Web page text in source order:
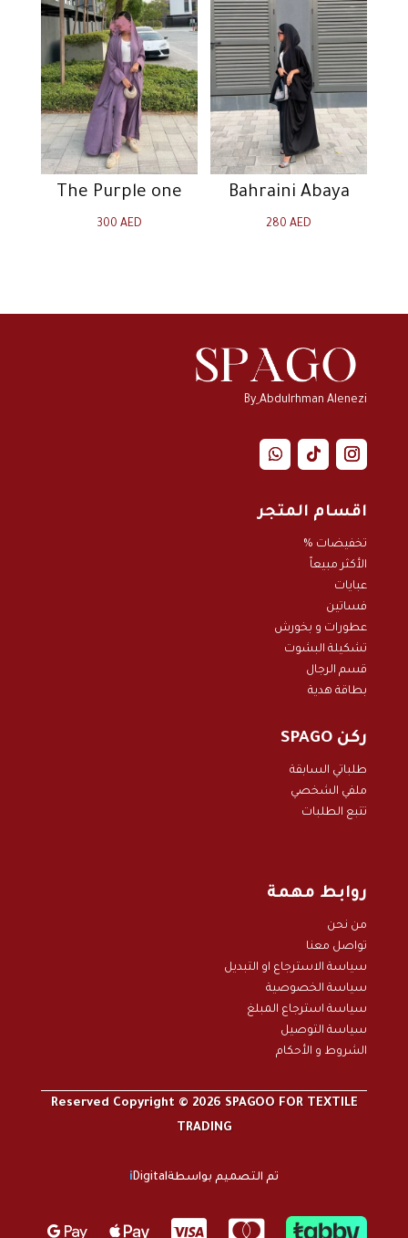
Bahraini Abaya
280AED
The Purple one
300 AED
By ِAbdulrhman Alenezi
اقسام المتجر
تخفيضات %
الأكثر مبيعاً
عبايات
فساتين
عطورات و بخورش
تشكيلة البشوت
قسم الرجال
بطاقة هدية
ركن SPAGO
طلباتي السابقة
ملفي الشخصي
تتبع الطلبات
روابط مهمة
من نحن
تواصل معنا
سياسة الاسترجاع او التبديل
سياسة الخصوصية
سياسة استرجاع المبلغ
سياسة التوصيل
الشروط و الأحكام
Reserved Copyright © 2026 SPAGOO FOR TEXTILE
TRADING
تم التصميم بواسطة iDigital